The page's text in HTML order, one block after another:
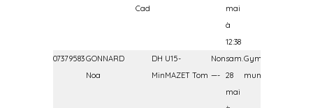
Cad
mai
à
12:38
07379583GONNARD
Noa
DH U15-
MinMAZET Tom
Non
—-
sam.
28
mai
Gymnase
municipal